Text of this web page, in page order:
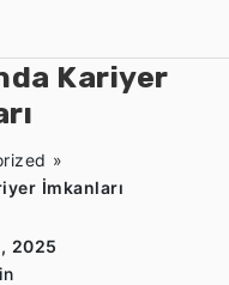
Kariyer
»
İmkanları
2025